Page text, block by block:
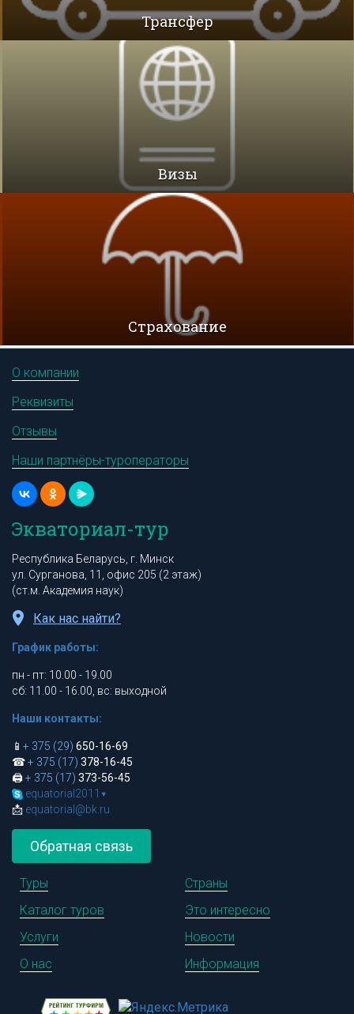
Трансфер
Визы
Cтрахование
О компании
Реквизиты
Отзывы
Наши партнёры-туроператоры
Экваториал-тур
Республика Беларусь, г. Минск
ул. Сурганова, 11, офис 205 (2 этаж)
(ст.м. Академия наук)
Как нас найти?
График работы:
пн - пт: 10.00 - 19.00
сб: 11.00 - 16.00, вс: выходной
Наши контакты:
📱 + 375 (29) 650-16-69
☎+ 375 (17) 378-16-45
🖨+ 375 (17) 373-56-45
equatorial2011 ▾
📩 equatorial@bk.ru
Обратная связь
Туры
Страны
Каталог туров
Это интересно
Услуги
Новости
О нас
Информация